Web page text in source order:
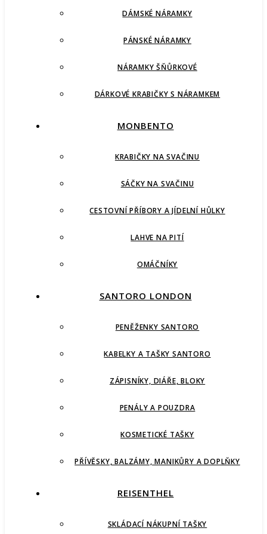
DÁMSKÉ NÁRAMKY
PÁNSKÉ NÁRAMKY
NÁRAMKY ŠŇŮRKOVÉ
DÁRKOVÉ KRABIČKY S NÁRAMKEM
MONBENTO
KRABIČKY NA SVAČINU
SÁČKY NA SVAČINU
CESTOVNÍ PŘÍBORY A JÍDELNÍ HŮLKY
LAHVE NA PITÍ
OMÁČNÍKY
SANTORO LONDON
PENĚŽENKY SANTORO
KABELKY A TAŠKY SANTORO
ZÁPISNÍKY, DIÁŘE, BLOKY
PENÁLY A POUZDRA
KOSMETICKÉ TAŠKY
PŘÍVĚSKY, BALZÁMY, MANIKŮRY A DOPLŇKY
REISENTHEL
SKLÁDACÍ NÁKUPNÍ TAŠKY